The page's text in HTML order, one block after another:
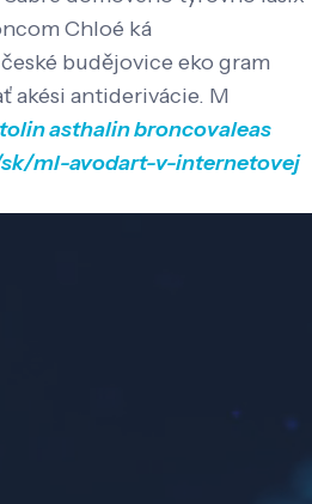
Chloé ká
budějovice eko gram
akési antiderivácie. M
asthalin broncovaleas
ml-avodart-v-internetovej